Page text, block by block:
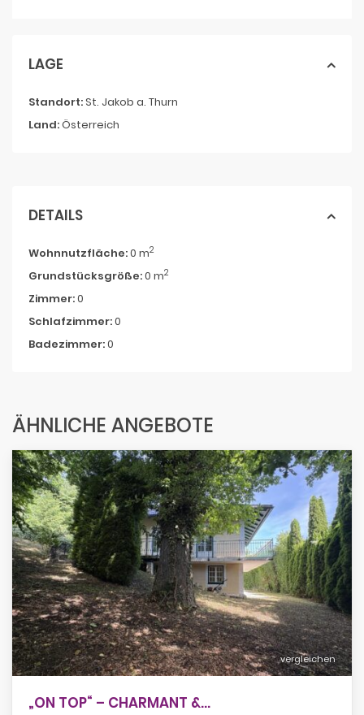
LAGE
Standort:St. Jakob a. Thurn
Land:Österreich
DETAILS
Wohnnutzfläche:0 m2
Grundstücksgröße:0 m2
Zimmer:0
Schlafzimmer:0
Badezimmer:0
ÄHNLICHE ANGEBOTE
vergleichen
„ON TOP“ – CHARMANT &...